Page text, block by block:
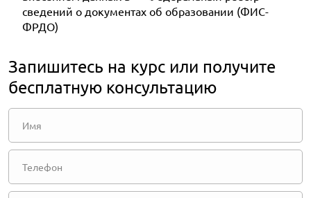
сведений о документах об образовании (ФИС-
ФРДО)
Запишитесь на курс или получите
бесплатную консультацию